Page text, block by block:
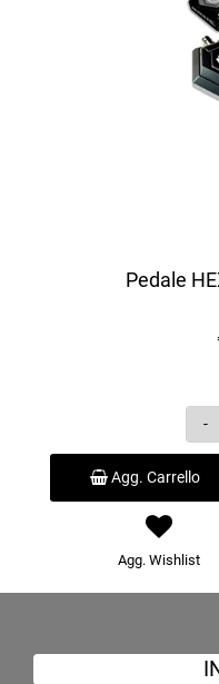
Pedale
Agg. Carrello
Agg. Wishlist